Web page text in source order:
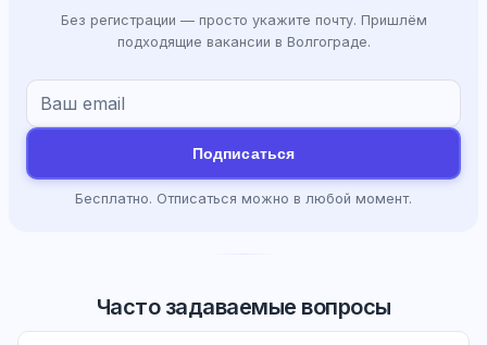
Без регистрации — просто укажите почту. Пришлём
подходящие вакансии в Волгограде.
Подписаться
Бесплатно. Отписаться можно в любой момент.
Часто задаваемые вопросы